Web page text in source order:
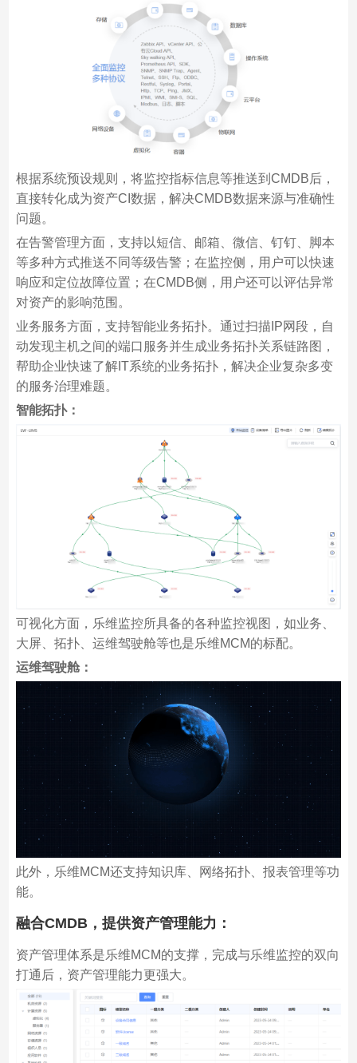
根据系统预设规则，将监控指标信息等推送到CMDB后，
直接转化成为资产CI数据，解决CMDB数据来源与准确性
问题。
在告警管理方面，支持以短信、邮箱、微信、钉钉、脚本
等多种方式推送不同等级告警；在监控侧，用户可以快速
响应和定位故障位置；在CMDB侧，用户还可以评估异常
对资产的影响范围。
业务服务方面，支持智能业务拓扑。通过扫描IP网段，自
动发现主机之间的端口服务并生成业务拓扑关系链路图，
帮助企业快速了解IT系统的业务拓扑，解决企业复杂多变
的服务治理难题。
智能拓扑：
可视化方面，乐维监控所具备的各种监控视图，如业务、
大屏、拓扑、运维驾驶舱等也是乐维MCM的标配。
运维驾驶舱：
此外，乐维MCM还支持知识库、网络拓扑、报表管理等功
能。
融合CMDB，提供资产管理能力 ：
资产管理体系是乐维MCM的支撑，完成与乐维监控的双向
打通后，资产管理能力更强大。